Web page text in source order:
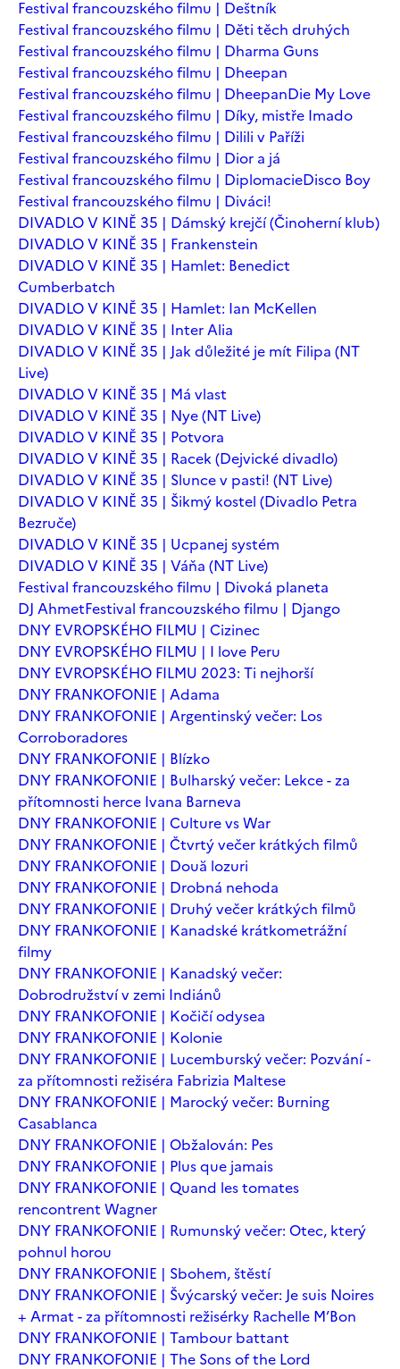
Festival francouzského filmu | Deštník
Festival francouzského filmu | Děti těch druhých
Festival francouzského filmu | Dharma Guns
Festival francouzského filmu | Dheepan
Festival francouzského filmu | DheepanDie My Love
Festival francouzského filmu | Díky, mistře Imado
Festival francouzského filmu | Dilili v Paříži
Festival francouzského filmu | Dior a já
Festival francouzského filmu | DiplomacieDisco Boy
Festival francouzského filmu | Diváci!
DIVADLO V KINĚ 35 | Dámský krejčí (Činoherní klub)
DIVADLO V KINĚ 35 | Frankenstein
DIVADLO V KINĚ 35 | Hamlet: Benedict
Cumberbatch
DIVADLO V KINĚ 35 | Hamlet: Ian McKellen
DIVADLO V KINĚ 35 | Inter Alia
DIVADLO V KINĚ 35 | Jak důležité je mít Filipa (NT
Live)
DIVADLO V KINĚ 35 | Má vlast
DIVADLO V KINĚ 35 | Nye (NT Live)
DIVADLO V KINĚ 35 | Potvora
DIVADLO V KINĚ 35 | Racek (Dejvické divadlo)
DIVADLO V KINĚ 35 | Slunce v pasti! (NT Live)
DIVADLO V KINĚ 35 | Šikmý kostel (Divadlo Petra
Bezruče)
DIVADLO V KINĚ 35 | Ucpanej systém
DIVADLO V KINĚ 35 | Váňa (NT Live)
Festival francouzského filmu | Divoká planeta
DJ AhmetFestival francouzského filmu | Django
DNY EVROPSKÉHO FILMU | Cizinec
DNY EVROPSKÉHO FILMU | I love Peru
DNY EVROPSKÉHO FILMU 2023: Ti nejhorší
DNY FRANKOFONIE | Adama
DNY FRANKOFONIE | Argentinský večer: Los
Corroboradores
DNY FRANKOFONIE | Blízko
DNY FRANKOFONIE | Bulharský večer: Lekce - za
přítomnosti herce Ivana Barneva
DNY FRANKOFONIE | Culture vs War
DNY FRANKOFONIE | Čtvrtý večer krátkých filmů
DNY FRANKOFONIE | Două lozuri
DNY FRANKOFONIE | Drobná nehoda
DNY FRANKOFONIE | Druhý večer krátkých filmů
DNY FRANKOFONIE | Kanadské krátkometrážní
filmy
DNY FRANKOFONIE | Kanadský večer:
Dobrodružství v zemi Indiánů
DNY FRANKOFONIE | Kočičí odysea
DNY FRANKOFONIE | Kolonie
DNY FRANKOFONIE | Lucemburský večer: Pozvání -
za přítomnosti režiséra Fabrizia Maltese
DNY FRANKOFONIE | Marocký večer: Burning
Casablanca
DNY FRANKOFONIE | Obžalován: Pes
DNY FRANKOFONIE | Plus que jamais
DNY FRANKOFONIE | Quand les tomates
rencontrent Wagner
DNY FRANKOFONIE | Rumunský večer: Otec, který
pohnul horou
DNY FRANKOFONIE | Sbohem, štěstí
DNY FRANKOFONIE | Švýcarský večer: Je suis Noires
+ Armat - za přítomnosti režisérky Rachelle M’Bon
DNY FRANKOFONIE | Tambour battant
DNY FRANKOFONIE | The Sons of the Lord